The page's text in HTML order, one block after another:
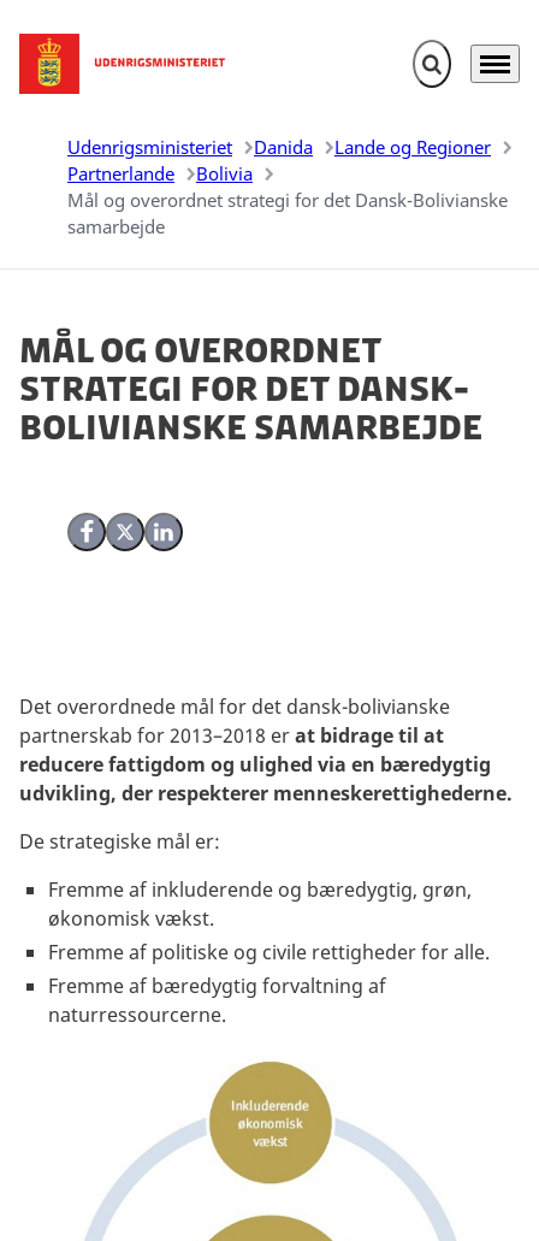
Gå til forsiden Fold søgefelt
Menu
Udenrigsministeriet Danida
Lande og Regioner
Partnerlande
Bolivia
Mål og overordnet strategi for det Dansk-Bolivianske
samarbejde
Mål og overordnet
strategi for det Dansk-
Bolivianske samarbejde
Del på Facebook
Del på X (Twitter)
Del på LinkedIn
Det overordnede mål for det dansk-bolivianske
partnerskab for 2013–2018 erat bidrage til at
reducere fattigdom og ulighed via en bæredygtig
udvikling, der respekterer menneskerettighederne.
De strategiske mål er:
Fremme af inkluderende og bæredygtig, grøn,
økonomisk vækst.
Fremme af politiske og civile rettigheder for alle.
Fremme af bæredygtig forvaltning af
naturressourcerne.